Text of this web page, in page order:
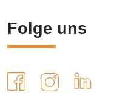
Folge uns